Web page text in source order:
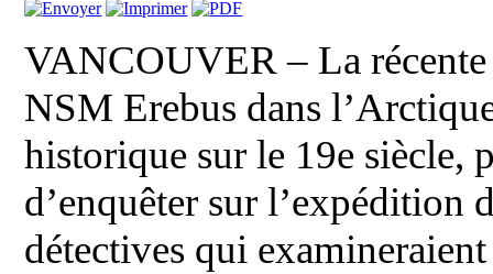
VANCOUVER – La récente
NSM Erebus dans
historique sur le 19e siècle,
d’enquêter sur l’expédition
détectives qui